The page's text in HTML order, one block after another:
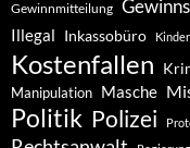
Gewinnmitteilung
Illegal Inkassobüro Kinder
Kostenfallen
Manipulation Masche
Politik Polizei